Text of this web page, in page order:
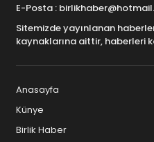
E-Posta :
Sitemizde yayınlanan
kaynaklarına aittir, haberleri
Anasayfa
Künye
Birlik Haber